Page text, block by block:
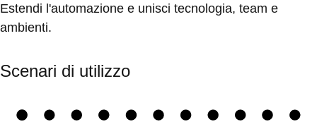
Estendi l'automazione e unisci tecnologia, team e
ambienti.
Scenari di utilizzo